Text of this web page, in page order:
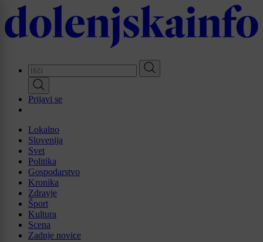
Skip
to
main
Prijavi se
Lokalno
Slovenija
Svet
Politika
Gospodarstvo
Kronika
Zdravje
Šport
Kultura
Scena
Zadnje novice